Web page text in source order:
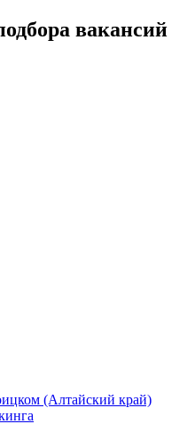
вакансий
(Алтайский край)